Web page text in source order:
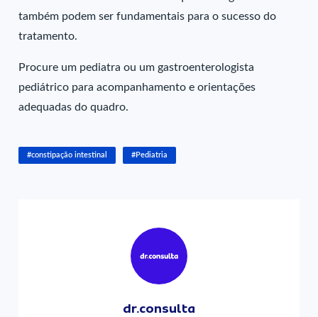
também podem ser fundamentais para o sucesso do
tratamento.
Procure um pediatra ou um gastroenterologista
pediátrico para acompanhamento e orientações
adequadas do quadro.
#constipação intestinal #Pediatria
dr.consulta